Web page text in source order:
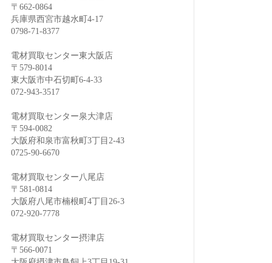
〒662-0864
兵庫県西宮市越水町4-17
0798-71-8377
電材買取センター東大阪店
〒579-8014
東大阪市中石切町6-4-33
072-943-3517
電材買取センター泉大津店
〒594-0082
大阪府和泉市富秋町3丁目2-43
0725-90-6670
電材買取センター八尾店
〒581-0814
大阪府八尾市楠根町4丁目26-3
072-920-7778
電材買取センター摂津店
〒566-0071